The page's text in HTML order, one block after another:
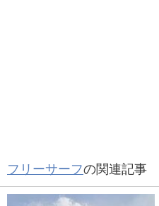
フリーサーフの関連記事